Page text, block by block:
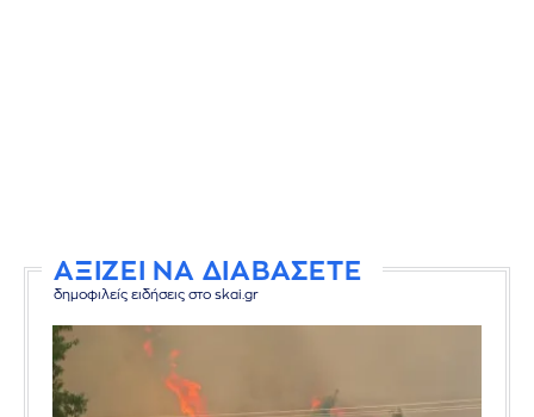
ΑΞΙΖΕΙ ΝΑ ΔΙΑΒΑΣΕΤΕ
δημοφιλείς ειδήσεις στο skai.gr